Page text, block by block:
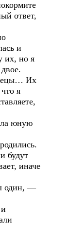
ответ,
и
их, но я
Их
я
юную
будут
иначе
один, —